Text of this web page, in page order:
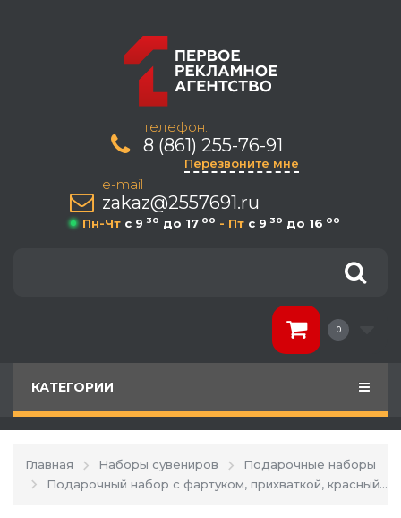
телефон:
8 (861) 255-76-91
Перезвоните мне
e-mail
zakaz@2557691.ru
Пн-Чт c 9 30 до 17 00 - Пт c 9 30 до 16 00
0
КАТЕГОРИИ
Главная Наборы сувениров
Подарочные наборы
Подарочный набор с фартуком, прихваткой, красный